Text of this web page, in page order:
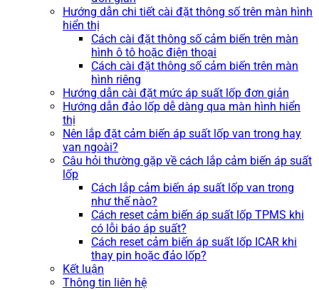
Hướng dẫn chi tiết cài đặt thông số trên màn hình
hiển thị
Cách cài đặt thông số cảm biến trên màn
hình ô tô hoặc điện thoại
Cách cài đặt thông số cảm biến trên màn
hình riêng
Hướng dẫn cài đặt mức áp suất lốp đơn giản
Hướng dẫn đảo lốp dễ dàng qua màn hình hiển
thị
Nên lắp đặt cảm biến áp suất lốp van trong hay
van ngoài?
Câu hỏi thường gặp về cách lắp cảm biến áp suất
lốp
Cách lắp cảm biến áp suất lốp van trong
như thế nào?
Cách reset cảm biến áp suất lốp TPMS khi
có lỗi báo áp suất?
Cách reset cảm biến áp suất lốp ICAR khi
thay pin hoặc đảo lốp?
Kết luận
Thông tin liên hệ